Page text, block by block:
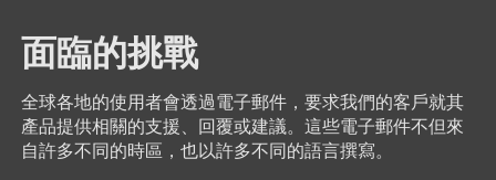
面臨的挑戰
全球各地的使用者會透過電子郵件，要求我們的客戶就其
產品提供相關的支援、回覆或建議。這些電子郵件不但來
自許多不同的時區，也以許多不同的語言撰寫。